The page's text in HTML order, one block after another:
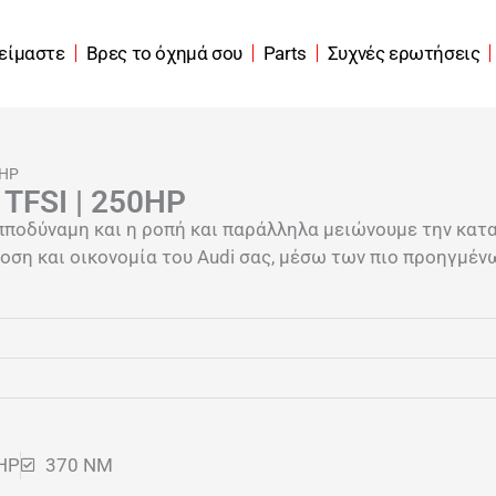
Βρες το όχημά σου Parts Συχνές ερωτήσεις
| 250HP
και η ροπή και παράλληλα μειώνουμε την
και οικονομία του Audi σας, μέσω των πιο
370 NM